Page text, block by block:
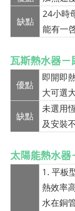
缺點
24小時
能有一
瓦斯熱水器－
優點
即開即
大可選
缺點
未選用
及安裝
太陽能熱水器
1. 平板
熱效率
水在銅